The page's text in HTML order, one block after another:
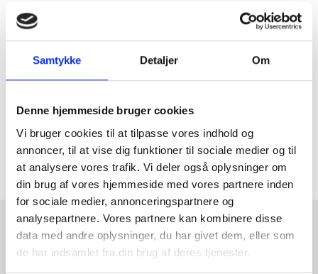
Samtykke Detaljer Om
Denne hjemmeside bruger cookies
Vi bruger cookies til at tilpasse vores indhold og
annoncer, til at vise dig funktioner til sociale medier og til
at analysere vores trafik. Vi deler også oplysninger om
din brug af vores hjemmeside med vores partnere inden
for sociale medier, annonceringspartnere og
analysepartnere. Vores partnere kan kombinere disse
data med andre oplysninger, du har givet dem, eller som
de har indsamlet fra din brug af deres tjenester.
ANMELDT TIL 5/5★
MERE INFORMATION
ANMELDELSER
RAMMESHOPPEN.DK
Rammeshoppen ApS